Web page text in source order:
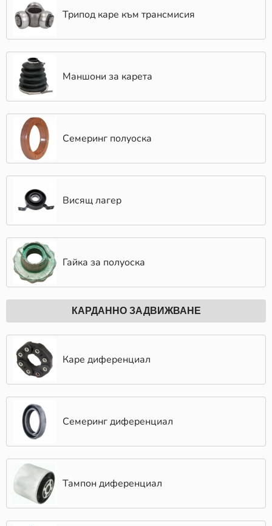
Трипод каре към трансмисия
Маншони за карета
Семеринг полуоска
Висящ лагер
Гайка за полуоска
КАРДАННО ЗАДВИЖВАНЕ
Каре диференциал
Семеринг диференциал
Тампон диференциал